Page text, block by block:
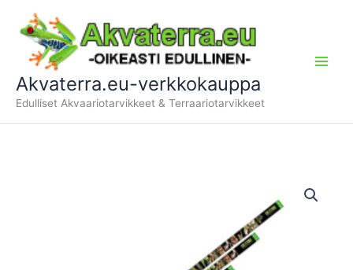
sisältöön
Akvaterra.eu-verkkokauppa
Edulliset Akvaariotarvikkeet & Terraariotarvikkeet